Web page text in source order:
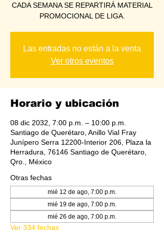
CADA SEMANA SE REPARTIRÁ MATERIAL
PROMOCIONAL DE LIGA.
Las entradas no están a la venta
Ver otros eventos
Horario y ubicación
08 dic 2032, 7:00 p.m. – 10:00 p.m.
Santiago de Querétaro, Anillo Vial Fray
Junípero Serra 12200-Interior 206, Plaza la
Herradura, 76146 Santiago de Querétaro,
Qro., México
Otras fechas
mié 12 de ago, 7:00 p.m.
mié 19 de ago, 7:00 p.m.
mié 26 de ago, 7:00 p.m.
Ver 334 fechas